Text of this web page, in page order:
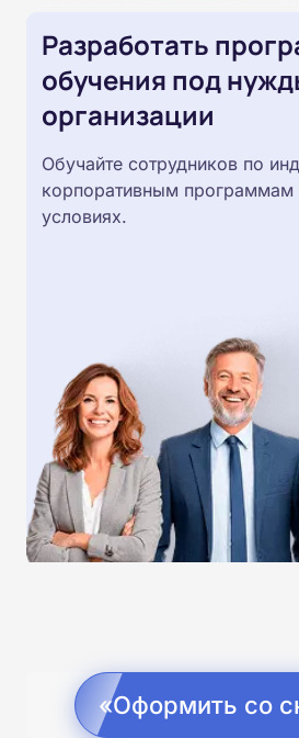
Разработать
обучения под
организации
Обучайте сотрудников по
корпоративным программам
условиях.
«Оформить со